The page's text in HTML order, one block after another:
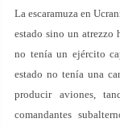
La escaramuza en
estado sino un atrezzo
no tenía un ejército
estado no tenía una
producir aviones,
comandantes